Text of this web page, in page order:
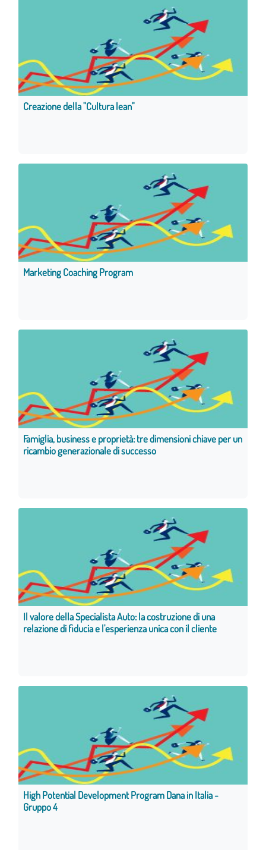
Creazione della "Cultura lean"
Marketing Coaching Program
Famiglia, business e proprietà: tre dimensioni chiave per un
ricambio generazionale di successo
Il valore della Specialista Auto: la costruzione di una
relazione di fiducia e l'esperienza unica con il cliente
High Potential Development Program Dana in Italia -
Gruppo 4